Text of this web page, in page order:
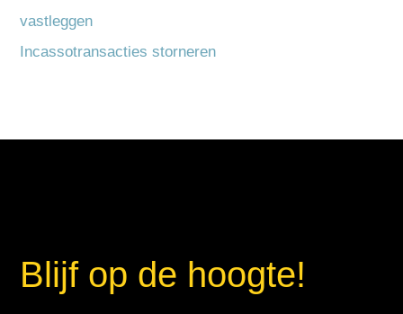
vastleggen
Incassotransacties storneren
Blijf op de hoogte!